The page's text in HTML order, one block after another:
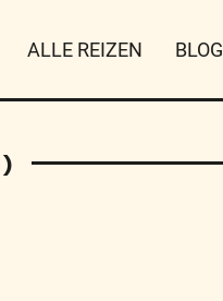
ALLE REIZEN BLOG